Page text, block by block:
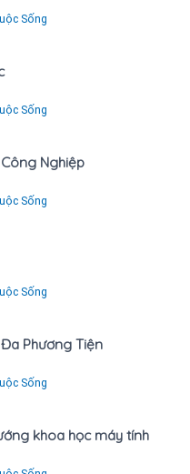
Sống
Sống
Nghiệp
Sống
Sống
Phương Tiện
Sống
khoa học máy tính